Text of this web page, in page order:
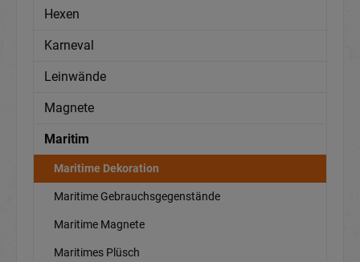
Hexen
Karneval
Leinwände
Magnete
Maritim
Maritime Dekoration
Maritime Gebrauchsgegenstände
Maritime Magnete
Maritimes Plüsch